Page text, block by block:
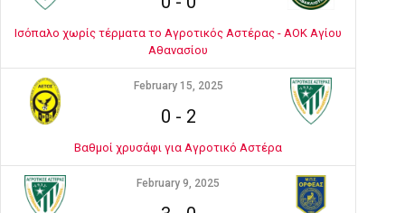
Ισόπαλο χωρίς τέρματα το Αγροτικός Αστέρας - ΑΟΚ Αγίου
Αθανασίου
February 15, 2025
0 - 2
Βαθμοί χρυσάφι για Αγροτικό Αστέρα
February 9, 2025